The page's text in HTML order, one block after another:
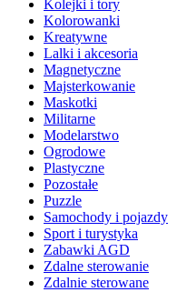
Kolejki i tory
Kolorowanki
Kreatywne
Lalki i akcesoria
Magnetyczne
Majsterkowanie
Maskotki
Militarne
Modelarstwo
Ogrodowe
Plastyczne
Pozostałe
Puzzle
Samochody i pojazdy
Sport i turystyka
Zabawki AGD
Zdalne sterowanie
Zdalnie sterowane